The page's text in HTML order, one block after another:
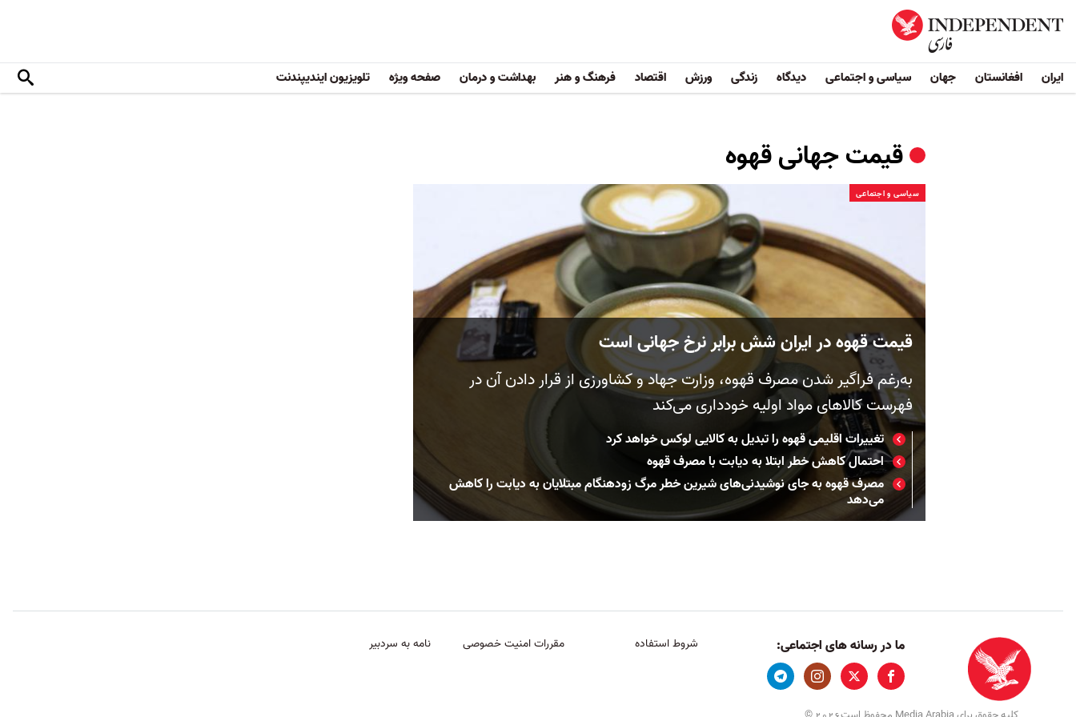
ایران افغانستان جهان سیاسی و اجتماعی دیدگاه زندگی ورزش اقتصاد فرهنگ و هنر بهداشت و درمان صفحه ویژه تلویزیون ایندیپندنت
قیمت جهانی قهوه
سیاسی و اجتماعی
قیمت قهوه در ایران شش برابر نرخ جهانی است
به‌رغم فراگیر شدن مصرف قهوه، وزارت جهاد و کشاورزی از قرار دادن آن در
فهرست کالاهای مواد اولیه خودداری می‌کند
تغییرات اقلیمی قهوه را تبدیل به کالایی لوکس خواهد کرد
احتمال کاهش خطر ابتلا به دیابت با مصرف قهوه
مصرف قهوه به جای نوشیدنی‌های شیرین خطر مرگ زودهنگام مبتلایان به دیابت را کاهش
می‌دهد
ما در رسانه های اجتماعی: شروط استفاده مقررات امنیت خصوصی نامه به سردبیر